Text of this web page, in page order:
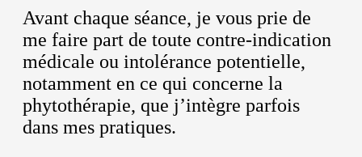
Avant chaque séance, je vous prie de
me faire part de toute contre-indication
médicale ou intolérance potentielle,
notamment en ce qui concerne la
phytothérapie, que j’intègre parfois
dans mes pratiques.